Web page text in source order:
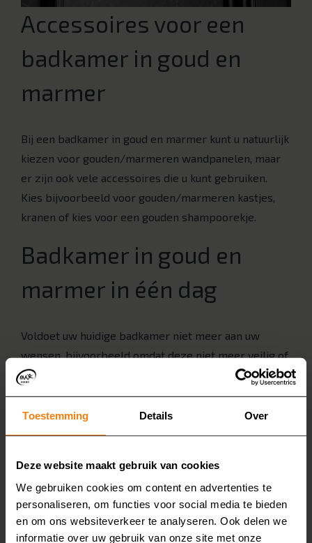
Toestemming Details Over
Deze website maakt gebruik van cookies
We gebruiken cookies om content en advertenties te
personaliseren, om functies voor social media te bieden
en om ons websiteverkeer te analyseren. Ook delen we
informatie over uw gebruik van onze site met onze
Accessoires voor een
badkamer in goud en
marmer
Bij een badkamer in goud en marmer kunt u natuurlijk
kiezen voor gouden/marmeren wandpanelen, maar
er zijn ook vele accessoires die u kunt gebruiken.
Kies bijvoorbeeld voor gouden/marmeren kastjes,
kranen of kies voor een gouden shampoorekje.
Badkamer in goud en
marmer in één dag
Voldoet uw huidige badkamer niet meer aan uw
wensen, bijvoorbeeld omdat deze niet meer veilig of
comfortabel is? Wij voeren binnen één dag een
deelrenovatie uit. Een deelrenovatie is bijvoorbeeld
het plaatsen van een nieuweinloopdouche
instapbad,douche wcofSunshower. Wilt u een
minimaal twee dagen nodig. De snelle renovatie
zorgt ervoor dat u niet lang in de puin zit.